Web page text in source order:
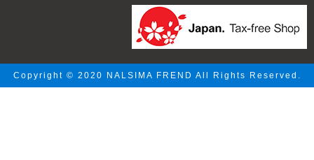
Copyright © 2020 NALSIMA FREND All Rights Reserved.